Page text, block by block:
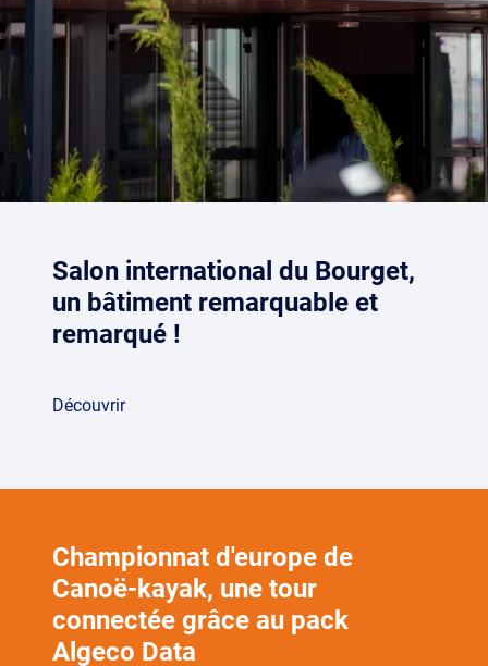
Salon international du Bourget,
un bâtiment remarquable et
remarqué !
Découvrir
Championnat d'europe de
Canoë-kayak, une tour
connectée grâce au pack
Algeco Data